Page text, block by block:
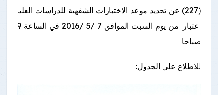
(227) عن تحديد موعد الاختبارات الشفهية للدراسات العليا
اعتبارا من يوم السبت الموافق 7 /5 /2016 في الساعة 9
صباحا
للاطلاع على الجدول: